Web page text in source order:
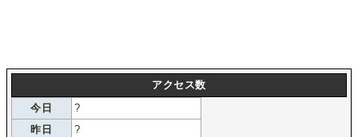
アクセス数
今日
?
昨日
?